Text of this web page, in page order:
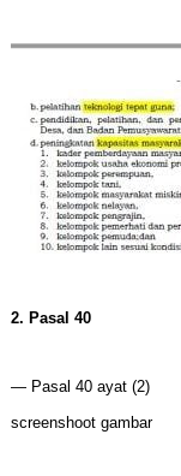
2. Pasal 40
— Pasal 40 ayat (2)
screenshoot gambar